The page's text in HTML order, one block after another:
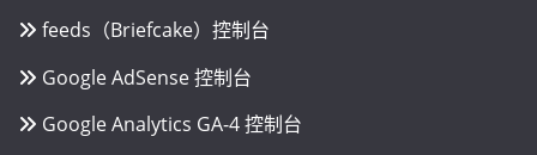
feeds（Briefcake）控制台
Google AdSense 控制台
Google Analytics GA-4 控制台